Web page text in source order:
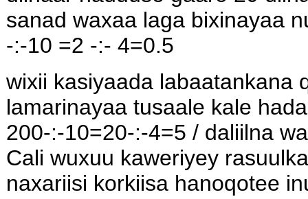
sanad waxaa laga bixinayaa
-:-10 =2 -:- 4=0.5
wixii kasiyaada labaatankana
lamarinayaa tusaale kale
200-:-10=20-:-4=5 / daliilna
Cali wuxuu kaweriyey
naxariisi korkiisa hanoqotee